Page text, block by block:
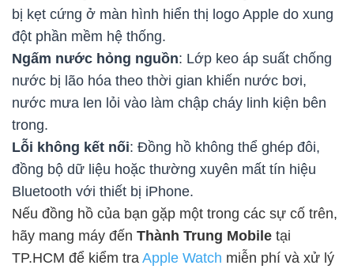
bị kẹt cứng ở màn hình hiển thị logo Apple do xung
đột phần mềm hệ thống.
Ngấm nước hỏng nguồn: Lớp keo áp suất chống
nước bị lão hóa theo thời gian khiến nước bơi,
nước mưa len lỏi vào làm chập cháy linh kiện bên
trong.
Lỗi không kết nối: Đồng hồ không thể ghép đôi,
đồng bộ dữ liệu hoặc thường xuyên mất tín hiệu
Bluetooth với thiết bị iPhone.
Nếu đồng hồ của bạn gặp một trong các sự cố trên,
hãy mang máy đến Thành Trung Mobile tại
TP.HCM để kiểm tra Apple Watch miễn phí và xử lý